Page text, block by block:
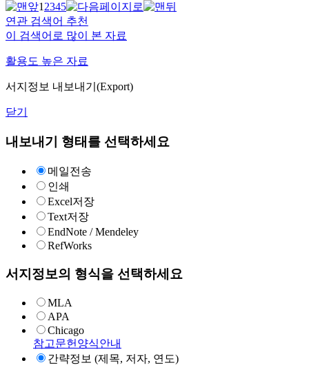
12345
연관 검색어 추천
이 검색어로 많이 본 자료
활용도 높은 자료
서지정보 내보내기(Export)
닫기
내보내기 형태를 선택하세요
메일전송
인쇄
Excel저장
Text저장
EndNote / Mendeley
RefWorks
서지정보의 형식을 선택하세요
MLA
APA
Chicago
참고문헌양식안내
간략정보 (제목, 저자, 연도)